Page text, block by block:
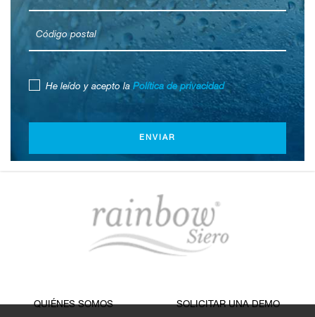
He leído y acepto la Política de privacidad
ENVIAR
QUIÉNES SOMOS SOLICITAR UNA DEMO